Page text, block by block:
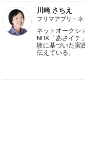
川崎 さちえ
フリマアプリ・
ネットオークシ
NHK「あさイチ
験に基づいた実
伝えている。